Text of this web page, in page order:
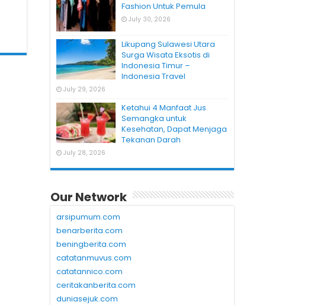
Fashion Untuk Pemula
July 30, 2026
Likupang Sulawesi Utara
Surga Wisata Eksotis di
Indonesia Timur –
Indonesia Travel
July 29, 2026
Ketahui 4 Manfaat Jus
Semangka untuk
Kesehatan, Dapat Menjaga
Tekanan Darah
July 28, 2026
Our Network
arsipumum.com
benarberita.com
beningberita.com
catatanmuvus.com
catatannico.com
ceritakanberita.com
duniasejuk.com